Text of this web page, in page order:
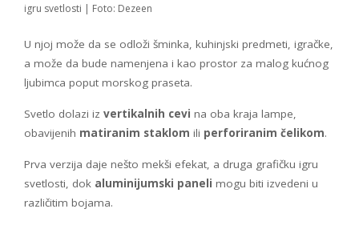
igru svetlosti | Foto: Dezeen
U njoj može da se odloži šminka, kuhinjski predmeti, igračke,
a može da bude namenjena i kao prostor za malog kućnog
ljubimca poput morskog praseta.
Svetlo dolazi iz vertikalnih cevi na oba kraja lampe,
obavijenih matiranim staklom ili perforiranim čelikom.
Prva verzija daje nešto mekši efekat, a druga grafičku igru
svetlosti, dok aluminijumski paneli mogu biti izvedeni u
različitim bojama.